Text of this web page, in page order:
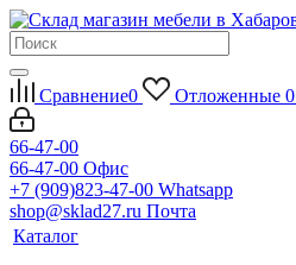
Сравнение0 Отложенные 0
66-47-00
66-47-00 Офис
+7 (909)823-47-00 Whatsapp
shop@sklad27.ru Почта
Каталог